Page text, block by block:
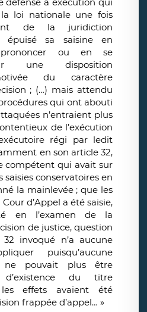
loi nationale une fois
de la juridiction
épuisé sa saisine en
prononcer ou en se
une disposition
du caractère
; (…) mais attendu
qui ont abouti
n’entraient plus
de l’exécution
régi par ledit
en son article 32,
compétent qui avait sur
conservatoires en
la mainlevée ; que les
d’Appel a été saisie,
en l’examen de la
de justice, question
invoqué n’a aucune
puisqu’aucune
ne pouvait plus être
du titre
effets avaient été
frappée d’appel… »